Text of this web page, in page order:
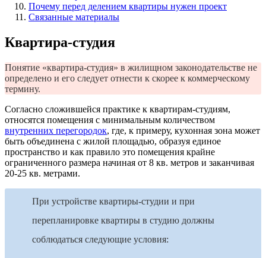
Почему перед делением квартиры нужен проект
Связанные материалы
Квартира-студия
Понятие «квартира-студия» в жилищном законодательстве не
определено и его следует отнести к скорее к коммерческому
термину.
Согласно сложившейся практике к квартирам-студиям,
относятся помещения с минимальным количеством
внутренних перегородок, где, к примеру, кухонная зона может
быть объединена с жилой площадью, образуя единое
пространство и как правило это помещения крайне
ограниченного размера начиная от 8 кв. метров и заканчивая
20-25 кв. метрами.
При устройстве квартиры-студии и при
перепланировке квартиры в студию должны
соблюдаться следующие условия: